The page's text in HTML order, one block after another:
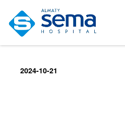
2024-10-21